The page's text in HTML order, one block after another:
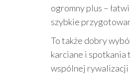
ogromny plus –
szybkie
To także dobry
karciane i spotkania
wspólnej